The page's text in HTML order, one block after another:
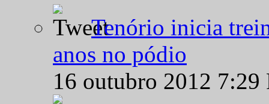
Tenório inicia
anos no pódio
16 outubro 2012